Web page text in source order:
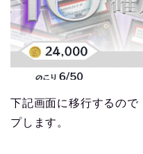
下記画面に移行するので
プします。